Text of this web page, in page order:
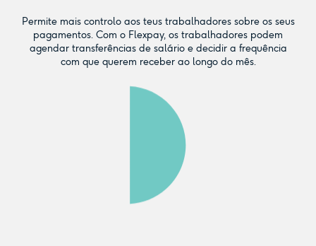
Permite mais controlo aos teus trabalhadores sobre os seus
pagamentos. Com o Flexpay, os trabalhadores podem
agendar transferências de salário e decidir a frequência
com que querem receber ao longo do mês.